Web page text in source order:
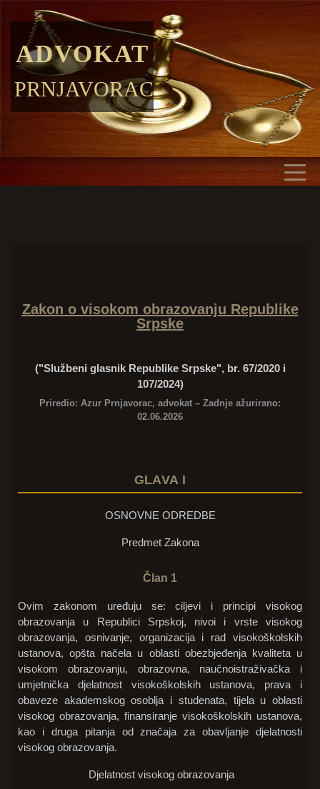
ADVOKAT
PRNJAVORAC
Zakon o visokom obrazovanju Republike
Srpske
("Službeni glasnik Republike Srpske", br. 67/2020 i
107/2024)
Priredio: Azur Prnjavorac, advokat – Zadnje ažurirano:
02.06.2026
GLAVA I
OSNOVNE ODREDBE
Predmet Zakona
Član 1
Ovim zakonom uređuju se: ciljevi i principi visokog
obrazovanja u Republici Srpskoj, nivoi i vrste visokog
obrazovanja, osnivanje, organizacija i rad visokoškolskih
ustanova, opšta načela u oblasti obezbjeđenja kvaliteta u
visokom obrazovanju, obrazovna, naučnoistraživačka i
umjetnička djelatnost visokoškolskih ustanova, prava i
obaveze akademskog osoblja i studenata, tijela u oblasti
visokog obrazovanja, finansiranje visokoškolskih ustanova,
kao i druga pitanja od značaja za obavljanje djelatnosti
visokog obrazovanja.
Djelatnost visokog obrazovanja